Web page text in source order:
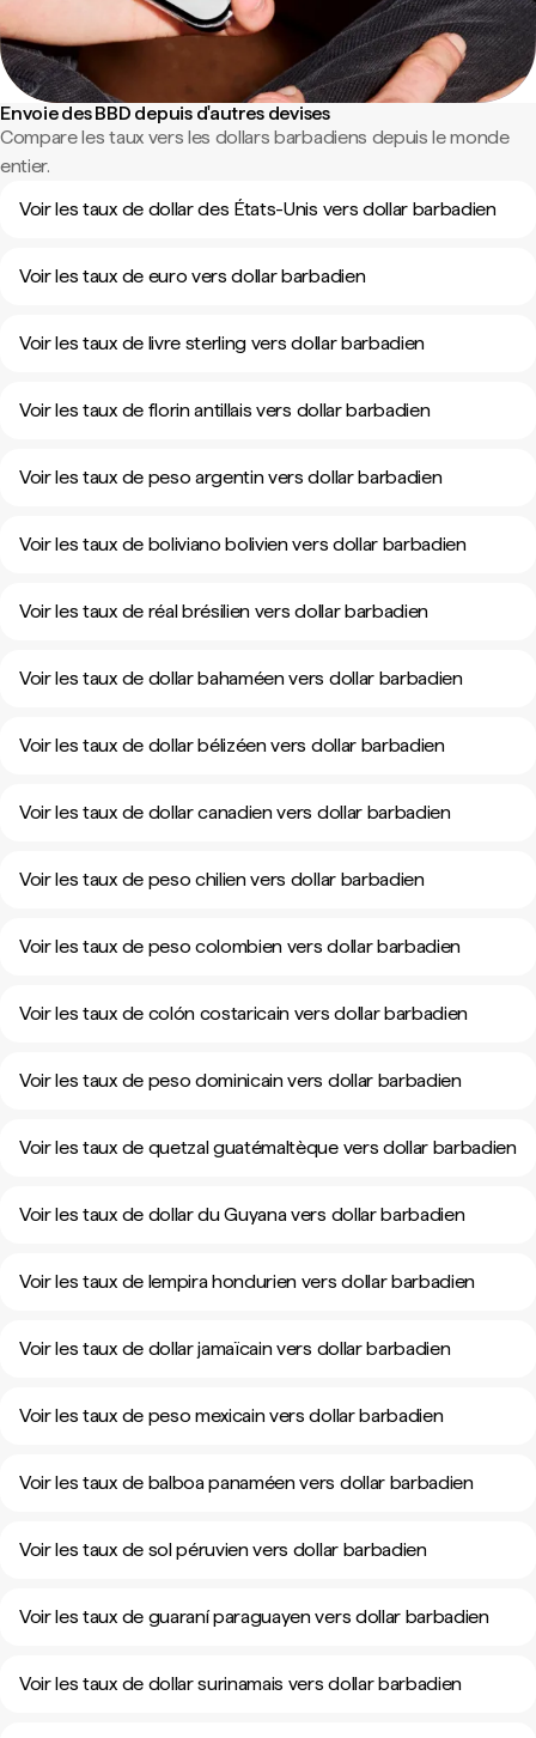
Envoie des BBD depuis d'autres devises
Compare les taux vers les dollars barbadiens depuis le monde
entier.
Voir les taux de dollar des États-Unis vers dollar barbadien
Voir les taux de euro vers dollar barbadien
Voir les taux de livre sterling vers dollar barbadien
Voir les taux de florin antillais vers dollar barbadien
Voir les taux de peso argentin vers dollar barbadien
Voir les taux de boliviano bolivien vers dollar barbadien
Voir les taux de réal brésilien vers dollar barbadien
Voir les taux de dollar bahaméen vers dollar barbadien
Voir les taux de dollar bélizéen vers dollar barbadien
Voir les taux de dollar canadien vers dollar barbadien
Voir les taux de peso chilien vers dollar barbadien
Voir les taux de peso colombien vers dollar barbadien
Voir les taux de colón costaricain vers dollar barbadien
Voir les taux de peso dominicain vers dollar barbadien
Voir les taux de quetzal guatémaltèque vers dollar barbadien
Voir les taux de dollar du Guyana vers dollar barbadien
Voir les taux de lempira hondurien vers dollar barbadien
Voir les taux de dollar jamaïcain vers dollar barbadien
Voir les taux de peso mexicain vers dollar barbadien
Voir les taux de balboa panaméen vers dollar barbadien
Voir les taux de sol péruvien vers dollar barbadien
Voir les taux de guaraní paraguayen vers dollar barbadien
Voir les taux de dollar surinamais vers dollar barbadien